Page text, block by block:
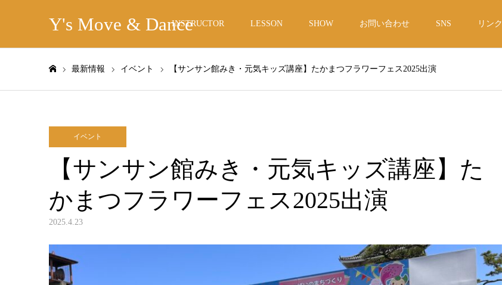
Y's Move & DanceINSTRUCTOR LESSON SHOW お問い合わせ SNS リンク
最新情報 イベント 【サンサン館みき・元気キッズ講座】たかまつフラワーフェス2025出演
イベント
【サンサン館みき・元気キッズ講座】た
かまつフラワーフェス2025出演
2025.4.23